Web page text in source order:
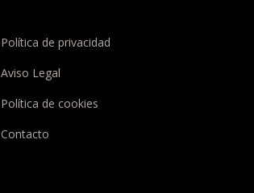
Política de privacidad
Aviso Legal
Política de cookies
Contacto